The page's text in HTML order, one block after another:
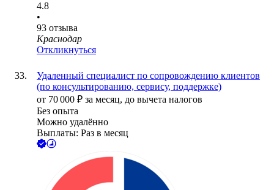
4.8
•
93 отзыва
Краснодар
Откликнуться
Удаленный специалист по сопровождению клиентов
(по консультированию, сервису, поддержке)
от 70 000 ₽ за месяц, до вычета налогов
Без опыта
Можно удалённо
Выплаты: Раз в месяц